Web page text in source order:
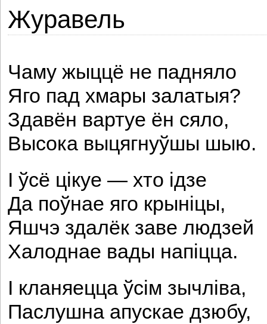
Журавель
Чаму жыццё не падняло
Яго пад хмары залатыя?
Здавён вартуе ён сяло,
Высока выцягнуўшы шыю.
I ўсё цікуе — хто ідзе
Да поўнае яго крыніцы,
Яшчэ здалёк заве людзей
Халоднае вады напіцца.
I кланяецца ўсім зычліва,
Паслушна апускае дзюбу,